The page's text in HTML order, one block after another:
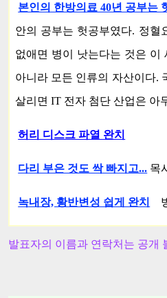
본인의 한방의료 40년 공부는
안의 공부는 헛공부였다. 정혈
없애면 병이 낫는다는 것은 이
아니라 모든 인류의 자산이다.
살리면 IT 전자 첨단 산업은 아
허리 디스크 파열 완치
다리 부은 것도 싹 빠지고... 목
녹내장, 황반변성 쉽게 완치
발표자의 이름과 연락처는 공개